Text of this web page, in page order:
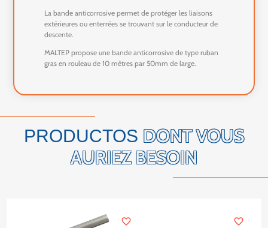
La bande anticorrosive permet de protéger les liaisons
extérieures ou enterrées se trouvant sur le conducteur de
descente.
MALTEP propose une bande anticorrosive de type ruban
gras en rouleau de 10 mètres par 50mm de large.
PRODUCTOS DONT VOUS
AURIEZ BESOIN
favorite_border favorite_border